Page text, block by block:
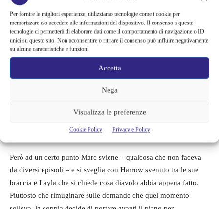
Per fornire le migliori esperienze, utilizziamo tecnologie come i cookie per
memorizzare e/o accedere alle informazioni del dispositivo. Il consenso a queste
tecnologie ci permetterà di elaborare dati come il comportamento di navigazione o ID
unici su questo sito. Non acconsentire o ritirare il consenso può influire negativamente
su alcune caratteristiche e funzioni.
Accetta
Nega
Visualizza le preferenze
Cookie Policy Privacy e Policy
conti finale contro Harrow, un terzo paio di mani mentre
interrompono i piani di distruzione di Harrow e Ammit.
Il combattimento finale è brutale e pieno del miglior tipo di
azione che la Marvel abbia da offrire, con Layla, Marc e
Steven che fanno squadra contro Harrow mentre Khonshu e
Ammit combattono sullo sfondo, un enorme riflesso dei loro
avatar. Tutti e tre (quattro?) gli avatar sono ugualmente abbinati.
mette all’angolo, quasi rubandogli l’anima.
Però ad un certo punto Marc sviene – qualcosa che non faceva
da diversi episodi – e si sveglia con Harrow svenuto tra le sue
braccia e Layla che si chiede cosa diavolo abbia appena fatto.
Piuttosto che rimuginare sulle domande che quel momento